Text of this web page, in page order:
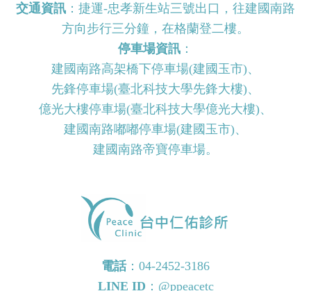
交通資訊 ：捷運-忠孝新生站三號出口，往建國南路
方向步行三分鐘，在格蘭登二樓。
停車場資訊 ：
建國南路高架橋下停車場(建國玉市)、
先鋒停車場(臺北科技大學先鋒大樓)、
億光大樓停車場(臺北科技大學億光大樓)、
建國南路嘟嘟停車場(建國玉市)、
建國南路帝寶停車場。
電話： 04-2452-3186
LINE ID ： @ppeacetc